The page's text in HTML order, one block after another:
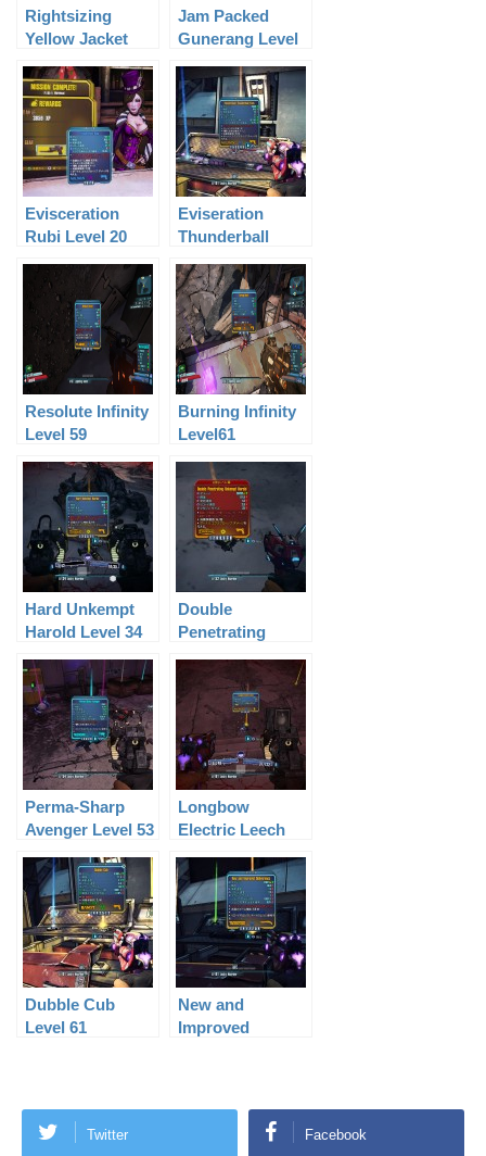
Rightsizing
Yellow Jacket
Jam Packed
Gunerang Level
Evisceration
Rubi Level 20
Eviseration
Thunderball
Resolute Infinity
Level 59
Burning Infinity
Level61
Hard Unkempt
Harold Level 34
Double
Penetrating
Level 53
Perma-Sharp
Avenger Level 53
Longbow
Electric Leech
Dubble Cub
Level 61
New and
Improved
Twitter Facebook